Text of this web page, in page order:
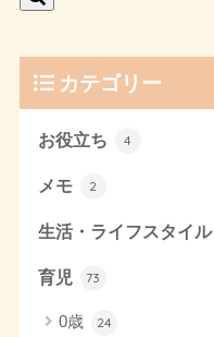
カテゴリー
お役立ち 4
メモ 2
生活・ライフスタイル
育児 73
0歳 24